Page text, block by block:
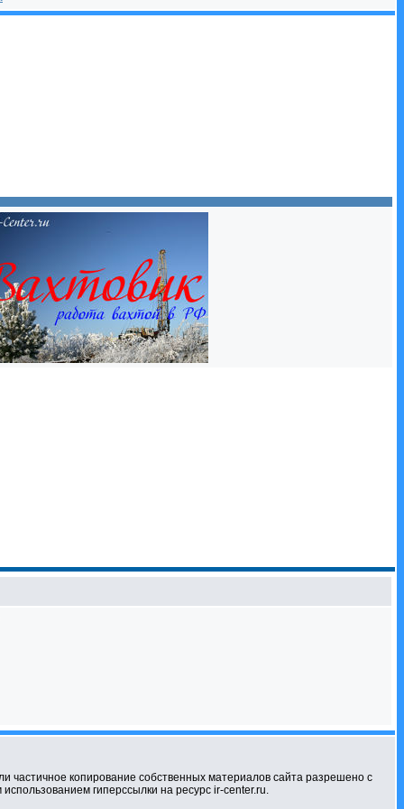
копирование собственных материалов сайта разрешено с
гиперссылки на ресурс ir-center.ru.